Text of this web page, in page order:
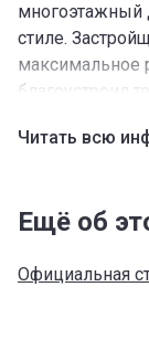
стиле.
максимальное
благоустроил
О
метрах от
важных
Читать всю
Ещё об
Официальная